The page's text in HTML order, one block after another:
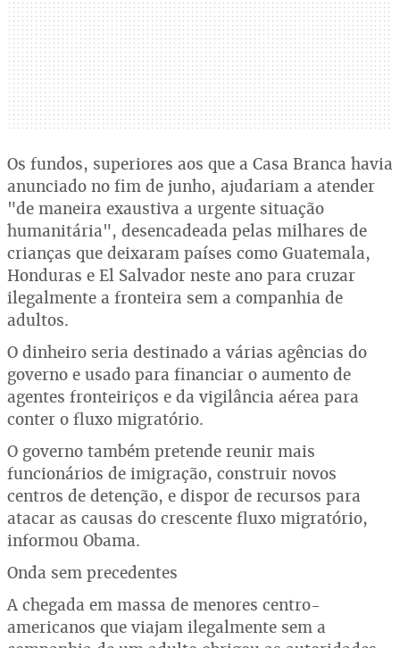
Os fundos, superiores aos que a Casa Branca havia
anunciado no fim de junho, ajudariam a atender
"de maneira exaustiva a urgente situação
humanitária", desencadeada pelas milhares de
crianças que deixaram países como Guatemala,
Honduras e El Salvador neste ano para cruzar
ilegalmente a fronteira sem a companhia de
adultos.
O dinheiro seria destinado a várias agências do
governo e usado para financiar o aumento de
agentes fronteiriços e da vigilância aérea para
conter o fluxo migratório.
O governo também pretende reunir mais
funcionários de imigração, construir novos
centros de detenção, e dispor de recursos para
atacar as causas do crescente fluxo migratório,
informou Obama.
Onda sem precedentes
A chegada em massa de menores centro-
americanos que viajam ilegalmente sem a